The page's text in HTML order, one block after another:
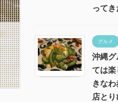
って
グルメ
沖縄
ては
きな
店とり